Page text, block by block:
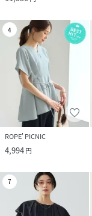
4
ROPE' PICNIC
4,994円
7